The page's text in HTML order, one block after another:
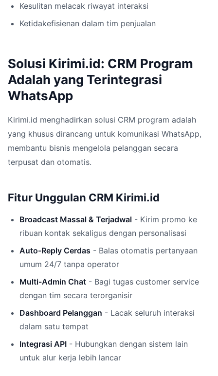
Kesulitan melacak riwayat interaksi
Ketidakefisienan dalam tim penjualan
Solusi Kirimi.id: CRM Program
Adalah yang Terintegrasi
WhatsApp
Kirimi.id menghadirkan solusi CRM program adalah
yang khusus dirancang untuk komunikasi WhatsApp,
membantu bisnis mengelola pelanggan secara
terpusat dan otomatis.
Fitur Unggulan CRM Kirimi.id
Broadcast Massal & Terjadwal - Kirim promo ke
ribuan kontak sekaligus dengan personalisasi
Auto-Reply Cerdas - Balas otomatis pertanyaan
umum 24/7 tanpa operator
Multi-Admin Chat - Bagi tugas customer service
dengan tim secara terorganisir
Dashboard Pelanggan - Lacak seluruh interaksi
dalam satu tempat
Integrasi API - Hubungkan dengan sistem lain
untuk alur kerja lebih lancar